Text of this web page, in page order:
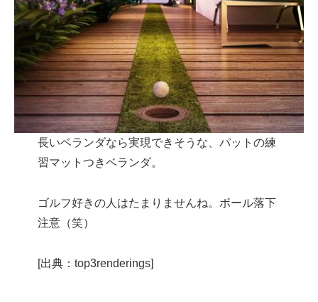
長いベランダなら実現できそうな、パットの練
習マットつきベランダ。
ゴルフ好きの人はたまりませんね。ボール落下
注意（笑）
[出典：top3renderings]